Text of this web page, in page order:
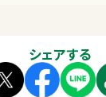
シェアする